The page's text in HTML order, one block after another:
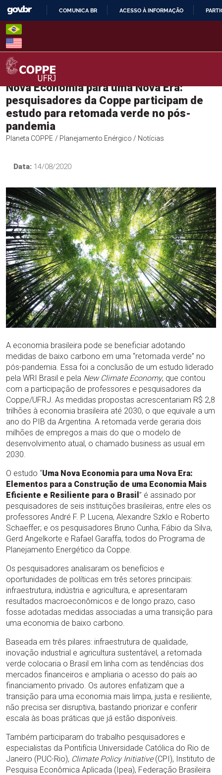
Skip
content
O
COMUNICA BR ACESSO À INFORMAÇÃO
COPPE – UFRJ
Nova Economia para uma Nova Era:
pesquisadores da Coppe participam de
estudo para retomada verde no pós-
pandemia
Planeta COPPE / Planejamento Enérgico / Notícias
Data: 14/08/2020
A economia brasileira pode se beneficiar adotando
medidas de baixo carbono em uma “retomada verde” no
pós-pandemia. Essa foi a conclusão de um estudo liderado
pela WRI Brasil e pela New Climate Economy, que contou
com a participação de professores e pesquisadores da
Coppe/UFRJ. As medidas propostas acrescentariam R$ 2,8
trilhões à economia brasileira até 2030, o que equivale a um
ano do PIB da Argentina. A retomada verde geraria dois
milhões de empregos a mais do que o modelo de
desenvolvimento atual, o chamado business as usual em
2030.
O estudo “Uma Nova Economia para uma Nova Era:
Elementos para a Construção de uma Economia Mais
Eficiente e Resiliente para o Brasil ” é assinado por
pesquisadores de seis instituições brasileiras, entre eles os
professores André F. P. Lucena, Alexandre Szklo e Roberto
Schaeffer; e os pesquisadores Bruno Cunha, Fábio da Silva,
Gerd Angelkorte e Rafael Garaffa, todos do Programa de
Planejamento Energético da Coppe.
Os pesquisadores analisaram os benefícios e
oportunidades de políticas em três setores principais:
infraestrutura, indústria e agricultura, e apresentaram
resultados macroeconômicos e de longo prazo, caso
fosse adotadas medidas associadas a uma transição para
uma economia de baixo carbono.
Baseada em três pilares: infraestrutura de qualidade,
inovação industrial e agricultura sustentável, a retomada
verde colocaria o Brasil em linha com as tendências dos
mercados financeiros e ampliaria o acesso do país ao
financiamento privado. Os autores enfatizam que a
transição para uma economia mais limpa, justa e resiliente,
não precisa ser disruptiva, bastando priorizar e conferir
escala às boas práticas que já estão disponíveis.
Também participaram do trabalho pesquisadores e
especialistas da Pontifícia Universidade Católica do Rio de
Janeiro (PUC-Rio), Climate Policy Initiative(CPI), Instituto de
Pesquisa Econômica Aplicada (Ipea), Federação Brasileira